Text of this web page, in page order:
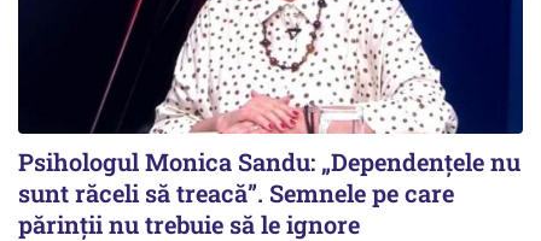
Psihologul Monica Sandu: „Dependențele nu
sunt răceli să treacă”. Semnele pe care
părinții nu trebuie să le ignore